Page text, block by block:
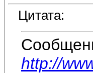
Цитата:
http://